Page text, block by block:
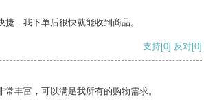
捷，我下单后很快就能收到商品。
支持[0] 反对[0]
常丰富，可以满足我所有的购物需求。